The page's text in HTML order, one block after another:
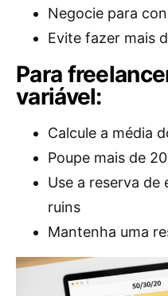
Negocie para
Evite fazer mais
Para
variável:
Calcule a média
Poupe mais de
Use a reserva de
ruins
Mantenha uma